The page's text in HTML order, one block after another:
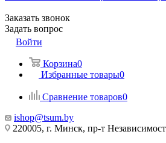
Заказать звонок
Задать вопрос
Войти
Корзина0
Избранные товары0
Сравнение товаров0
ishop@tsum.by
220005, г. Минск, пр-т